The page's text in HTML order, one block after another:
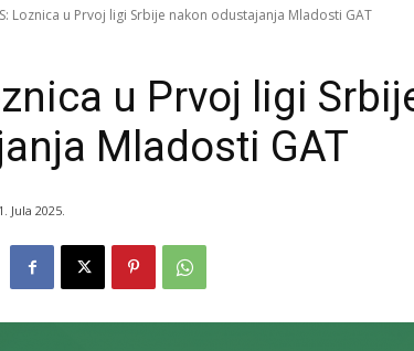
Loznica u Prvoj ligi Srbije nakon odustajanja Mladosti GAT
u Prvoj ligi
Mladosti GAT
Jula 2025.